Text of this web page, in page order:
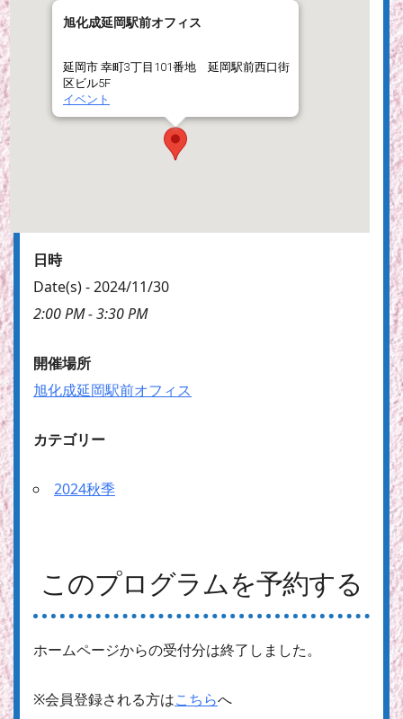
旭化成延岡駅前オフィス
延岡市 幸町3丁目101番地 延岡駅前西口街
区ビル5F
イベント
日時
Date(s) - 2024/11/30
2:00 PM - 3:30 PM
開催場所
旭化成延岡駅前オフィス
カテゴリー
2024秋季
このプログラムを予約する
ホームページからの受付分は終了しました。
※会員登録される方はこちらへ